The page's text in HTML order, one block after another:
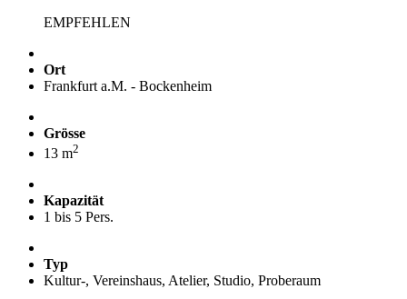
EMPFEHLEN
Ort
Frankfurt a.M. - Bockenheim
Grösse
13 m2
Kapazität
1 bis 5 Pers.
Typ
Kultur-, Vereinshaus, Atelier, Studio, Proberaum